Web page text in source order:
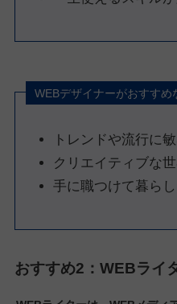
WEBデザイナーがおすすめ
トレンドや流行に
クリエイティブな
手に職つけて暮ら
おすすめ2：WEBライ